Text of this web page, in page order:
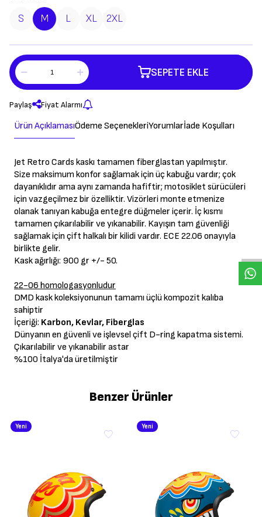
S M L XL 2XL
SEPETE EKLE
Paylaş Fiyat Alarmı
Ürün AçıklamasıÖdeme SeçenekleriYorumlarİade Koşulları
Jet Retro Cards kaskı tamamen fiberglastan yapılmıştır.
Size maksimum konfor sağlamak için üç kabuğu vardır; çok
dayanıklıdır ama aynı zamanda hafiftir; motosiklet sürücüleri
için vazgeçilmez bir özelliktir. Vizörleri monte etmenize
olanak tanıyan kabuğa entegre düğmeler içerir. İç kısmı
tamamen çıkarılabilir ve yıkanabilir. Kayışın tam güvenliği
sağlamak için çift halkalı bir kilidi vardır. ECE 22.06 onayıyla
birlikte gelir.
Kask ağırlığı: 900 gr +/- 50.
22-06 homologasyonludur
DMD kask koleksiyonunun tamamı üçlü kompozit kalıba
sahiptir
İçeriği: Karbon, Kevlar, Fiberglas
Dünyanın en güvenli ve işlevsel çift D-ring kapatma sistemi.
Çıkarılabilir ve yıkanabilir astar
%100 İtalya'da üretilmiştir
Benzer Ürünler
Yeni Yeni